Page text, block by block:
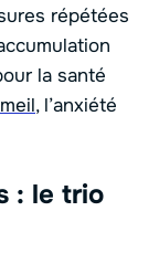
répétées
la santé
, l’anxiété
: le trio